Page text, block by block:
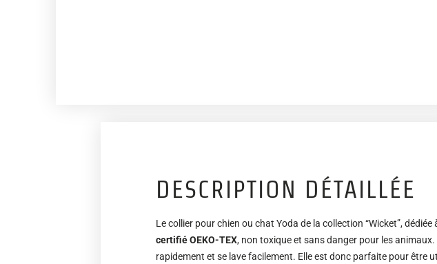
DESCRIPTION DÉTAILLÉE
Le collier pour chien ou chat Yoda de la collection “Wicket”,
certifié OEKO-TEX, non toxique et sans danger pour les animaux.
rapidement et se lave facilement. Elle est donc parfaite pour être